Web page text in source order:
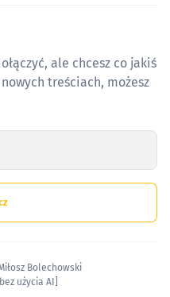
ale chcesz co jakiś
treściach, możesz
Bolechowski